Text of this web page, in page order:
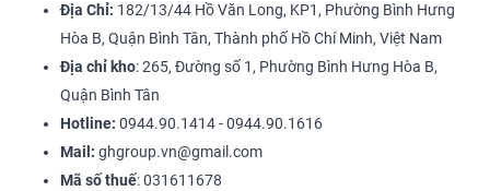
Địa Chỉ: 182/13/44 Hồ Văn Long, KP1, Phường Bình Hưng
Hòa B, Quận Bình Tân, Thành phố Hồ Chí Minh, Việt Nam
Địa chỉ kho: 265, Đường số 1, Phường Bình Hưng Hòa B,
Quận Bình Tân
Hotline: 0944.90.1414 - 0944.90.1616
Mail: ghgroup.vn@gmail.com
Mã số thuế: 031611678